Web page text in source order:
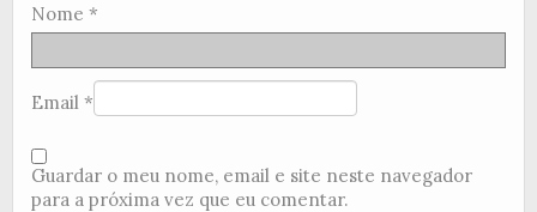
Nome *
Email *
Guardar o meu nome, email e site neste navegador
para a próxima vez que eu comentar.